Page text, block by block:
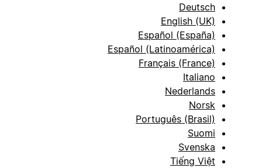
Deutsch
English (UK)
Español (España)
Español (Latinoamérica)
Français (France)
Italiano
Nederlands
Norsk
Português (Brasil)
Suomi
Svenska
Tiếng Việt